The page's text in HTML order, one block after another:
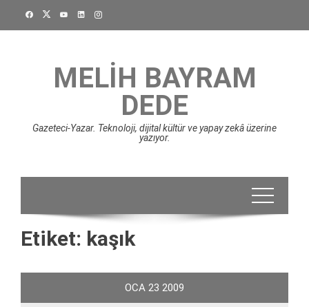
MELIH BAYRAM
DEDE
Gazeteci-Yazar. Teknoloji, dijital kültür ve yapay zekâ üzerine
yazıyor.
Etiket: kaşık
OCA 23 2009